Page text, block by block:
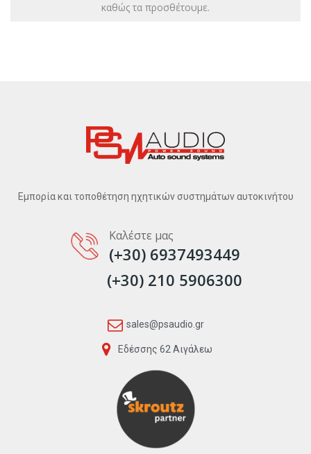
καθώς τα προσθέτουμε.
Εμπορία και τοποθέτηση ηχητικών συστημάτων αυτοκινήτου
Καλέστε μας
(+30) 6937493449
(+30) 210 5906300
sales@psaudio.gr
Εδέσσης 62 Αιγάλεω